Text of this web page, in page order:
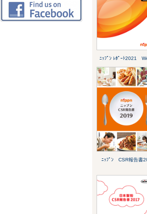
ﾆｯﾌﾟﾝ ﾚﾎﾟｰﾄ2021
ﾆｯﾌﾟﾝ CSR報告書